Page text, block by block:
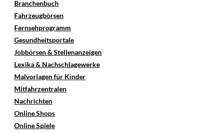
Branchenbuch
Fahrzeugbörsen
Fernsehprogramm
Gesundheitsportale
Jobbörsen & Stellenanzeigen
Lexika & Nachschlagewerke
Malvorlagen für Kinder
Mitfahrzentralen
Nachrichten
Online Shops
Online Spiele